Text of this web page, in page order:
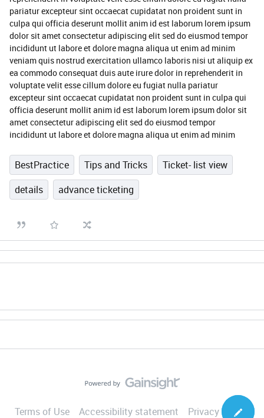
pariatur excepteur sint occaecat cupidatat non proident sunt in
culpa qui officia deserunt mollit anim id est laborum lorem ipsum
dolor sit amet consectetur adipiscing elit sed do eiusmod tempor
incididunt ut labore et dolore magna aliqua ut enim ad minim
veniam quis nostrud exercitation ullamco laboris nisi ut aliquip ex
ea commodo consequat duis aute irure dolor in reprehenderit in
voluptate velit esse cillum dolore eu fugiat nulla pariatur
excepteur sint occaecat cupidatat non proident sunt in culpa qui
officia deserunt mollit anim id est laborum lorem ipsum dolor sit
amet consectetur adipiscing elit sed do eiusmod tempor
incididunt ut labore et dolore magna aliqua ut enim ad minim
BestPractice Tips and Tricks
Ticket- list view
details
advance ticketing
Terms of Use Accessibility statement Privacy Notice